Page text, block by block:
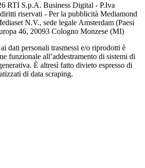
RTI S.p.A. Business Digital - P.Iva
riservati - Per la pubblicità Mediamond
N.V., sede legale Amsterdam (Paesi
46, 20093 Cologno Monzese (MI)
dati personali trasmessi e/o riprodotti è
funzionale all’addestramento di sistemi di
È altresì fatto divieto espresso di
di data scraping.